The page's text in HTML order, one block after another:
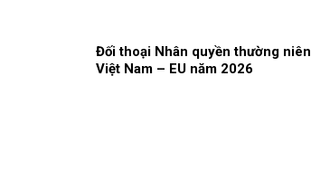
Đối thoại Nhân quyền thường niên
Việt Nam – EU năm 2026